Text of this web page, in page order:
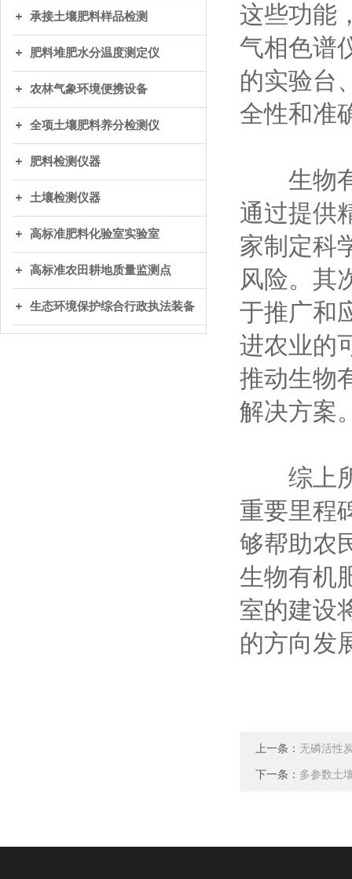
承接土壤肥料样品检测
肥料堆肥水分温度测定仪
农林气象环境便携设备
全项土壤肥料养分检测仪
肥料检测仪器
土壤检测仪器
高标准肥料化验室实验室
高标准农田耕地质量监测点
生态环境保护综合行政执法装备
这些功能
气相色谱
的实验台
全性和准
生物有
通过提供
家制定科
风险。其
于推广和
进农业的
推动生物
解决方案
综上所
重要里程
够帮助农
生物有机
室的建设
的方向发
上一条： 无磷活性
下一条： 多参数土